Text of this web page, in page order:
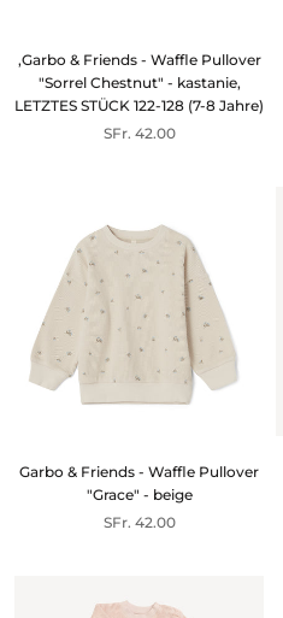
,Garbo & Friends - Waffle Pullover
"Sorrel Chestnut" - kastanie,
LETZTES STÜCK 122-128 (7-8 Jahre)
SFr. 42.00
Garbo & Friends - Waffle Pullover
"Grace" - beige
SFr. 42.00